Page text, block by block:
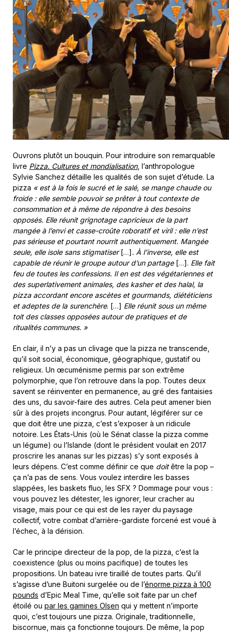
Ouvrons plutôt un bouquin. Pour introduire son remarquable
livre Pizza. Cultures et mondialisation, l’anthropologue
Sylvie Sanchez détaille les qualités de son sujet d’étude. La
pizza « est à la fois le sucré et le salé, se mange chaude ou
froide : elle semble pouvoir se prêter à tout contexte de
consommation et à même de répondre à des besoins
opposés. Elle réunit grignotage capricieux de la part
mangée à l’envi et casse-croûte roboratif et viril : elle n’est
pas sérieuse et pourtant nourrit authentiquement. Mangée
seule, elle isole sans stigmatiser[…]. À l’inverse, elle est
capable de réunir le groupe autour d’un partage […]. Elle fait
feu de toutes les confessions. Il en est des végétariennes et
des superlativement animales, des kasher et des halal, la
pizza accordant encore ascètes et gourmands, diététiciens
et adeptes de la surenchère. […] Elle réunit sous un même
toit des classes opposées autour de pratiques et de
ritualités communes. »
En clair, il n’y a pas un clivage que la pizza ne transcende,
qu’il soit social, économique, géographique, gustatif ou
religieux. Un œcuménisme permis par son extrême
polymorphie, que l’on retrouve dans la pop. Toutes deux
savent se réinventer en permanence, au gré des fantaisies
des uns, du savoir-faire des autres. Cela peut amener bien
sûr à des projets incongrus. Pour autant, légiférer sur ce
que doit être une pizza, c’est s’exposer à un ridicule
notoire. Les États-Unis (où le Sénat classe la pizza comme
un légume) ou l’Islande (dont le président voulait en 2017
proscrire les ananas sur les pizzas) s’y sont exposés à
leurs dépens. C’est comme définir ce que doitêtre la pop –
ça n’a pas de sens. Vous voulez interdire les basses
slappées, les baskets fluo, les SFX ? Dommage pour vous :
vous pouvez les détester, les ignorer, leur cracher au
visage, mais pour ce qui est de les rayer du paysage
collectif, votre combat d’arrière-gardiste forcené est voué à
l’échec, à la dérision.
Car le principe directeur de la pop, de la pizza, c’est la
coexistence (plus ou moins pacifique) de toutes les
propositions. Un bateau ivre tiraillé de toutes parts. Qu’il
s’agisse d’une Buitoni surgelée ou de l’énorme pizza à 100
pounds d’Epic Meal Time, qu’elle soit faite par un chef
étoilé ou par les gamines Olsen qui y mettent n’importe
quoi, c’est toujours une pizza. Originale, traditionnelle,
biscornue, mais ça fonctionne toujours. De même, la pop